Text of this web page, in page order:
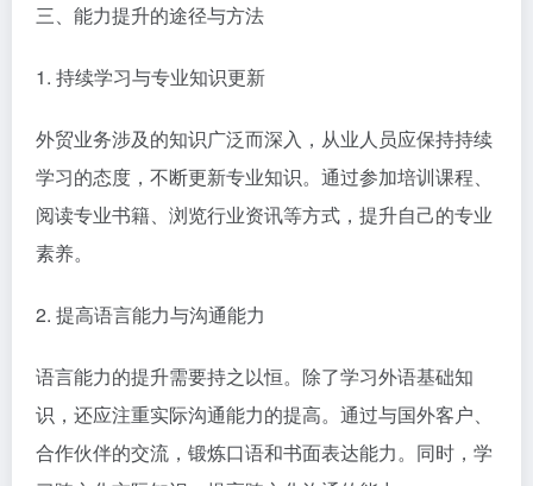
三、能力提升的途径与方法
1. 持续学习与专业知识更新
外贸业务涉及的知识广泛而深入，从业人员应保持持续
学习的态度，不断更新专业知识。通过参加培训课程、
阅读专业书籍、浏览行业资讯等方式，提升自己的专业
素养。
2. 提高语言能力与沟通能力
语言能力的提升需要持之以恒。除了学习外语基础知
识，还应注重实际沟通能力的提高。通过与国外客户、
合作伙伴的交流，锻炼口语和书面表达能力。同时，学